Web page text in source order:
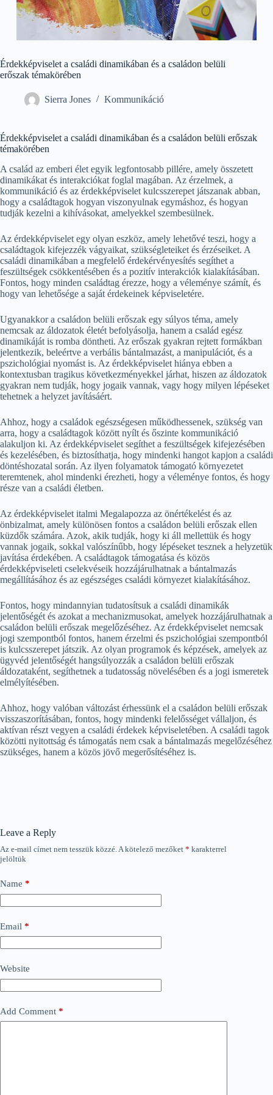
Érdekképviselet a családi dinamikában és a családon belüli
erőszak témakörében
Sierra Jones Kommunikáció
Érdekképviselet a családi dinamikában és a családon belüli erőszak
témakörében
A család az emberi élet egyik legfontosabb pillére, amely összetett
dinamikákat és interakciókat foglal magában. Az érzelmek, a
kommunikáció és az érdekképviselet kulcsszerepet játszanak abban,
hogy a családtagok hogyan viszonyulnak egymáshoz, és hogyan
tudják kezelni a kihívásokat, amelyekkel szembesülnek.
Az érdekképviselet egy olyan eszköz, amely lehetővé teszi, hogy a
családtagok kifejezzék vágyaikat, szükségleteiket és érzéseiket. A
családi dinamikában a megfelelő érdekérvényesítés segíthet a
feszültségek csökkentésében és a pozitív interakciók kialakításában.
Fontos, hogy minden családtag érezze, hogy a véleménye számít, és
hogy van lehetősége a saját érdekeinek képviseletére.
Ugyanakkor a családon belüli erőszak egy súlyos téma, amely
nemcsak az áldozatok életét befolyásolja, hanem a család egész
dinamikáját is romba döntheti. Az erőszak gyakran rejtett formákban
jelentkezik, beleértve a verbális bántalmazást, a manipulációt, és a
pszichológiai nyomást is. Az érdekképviselet hiánya ebben a
kontextusban tragikus következményekkel járhat, hiszen az áldozatok
gyakran nem tudják, hogy jogaik vannak, vagy hogy milyen lépéseket
tehetnek a helyzet javításáért.
Ahhoz, hogy a családok egészségesen működhessenek, szükség van
arra, hogy a családtagok között nyílt és őszinte kommunikáció
alakuljon ki. Az érdekképviselet segíthet a feszültségek kifejezésében
és kezelésében, és biztosíthatja, hogy mindenki hangot kapjon a családi
döntéshozatal során. Az ilyen folyamatok támogató környezetet
teremtenek, ahol mindenki érezheti, hogy a véleménye fontos, és hogy
része van a családi életben.
Az érdekképviselet italmi Megalapozza az önértékelést és az
önbizalmat, amely különösen fontos a családon belüli erőszak ellen
küzdők számára. Azok, akik tudják, hogy ki áll mellettük és hogy
vannak jogaik, sokkal valószínűbb, hogy lépéseket tesznek a helyzetük
javítása érdekében. A családtagok támogatása és közös
érdekképviseleti cselekvéseik hozzájárulhatnak a bántalmazás
megállításához és az egészséges családi környezet kialakításához.
Fontos, hogy mindannyian tudatosítsuk a családi dinamikák
jelentőségét és azokat a mechanizmusokat, amelyek hozzájárulhatnak a
családon belüli erőszak megelőzéséhez. Az érdekképviselet nemcsak
jogi szempontból fontos, hanem érzelmi és pszichológiai szempontból
is kulcsszerepet játszik. Az olyan programok és képzések, amelyek az
ügyvéd jelentőségét hangsúlyozzák a családon belüli erőszak
áldozataként, segíthetnek a tudatosság növelésében és a jogi ismeretek
elmélyítésében.
Ahhoz, hogy valóban változást érhessünk el a családon belüli erőszak
visszaszorításában, fontos, hogy mindenki felelősséget vállaljon, és
aktívan részt vegyen a családi érdekek képviseletében. A családi tagok
közötti nyitottság és támogatás nem csak a bántalmazás megelőzéséhez
szükséges, hanem a közös jövő megerősítéséhez is.
Leave a Reply
Az e-mail címet nem tesszük közzé.A kötelező mezőket * karakterrel
jelöltük
Name *
Email *
Website
Add Comment *